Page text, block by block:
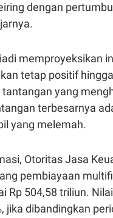
dengan
memproyeksikan
tetap positif
yang
terbesarnya
yang melemah.
Otoritas Jasa
pembiayaan
Rp 504,58 triliun.
jika dibandingkan